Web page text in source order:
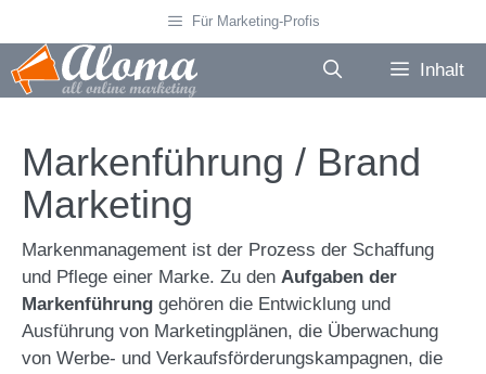
Inhalt
springen
Für Marketing-Profis
Inhalt
Markenführung / Brand
Marketing
Markenmanagement ist der Prozess der Schaffung
und Pflege einer Marke. Zu den Aufgaben der
Markenführung gehören die Entwicklung und
Ausführung von Marketingplänen, die Überwachung
von Werbe- und Verkaufsförderungskampagnen, die